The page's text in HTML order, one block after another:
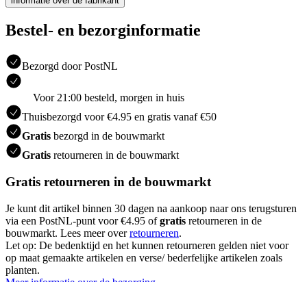
Bestel- en bezorginformatie
Bezorgd door PostNL
Voor 21:00 besteld, morgen in huis
Thuisbezorgd voor €4.95 en gratis vanaf €50
Gratis bezorgd in de bouwmarkt
Gratis retourneren in de bouwmarkt
Gratis retourneren in de bouwmarkt
Je kunt dit artikel binnen 30 dagen na aankoop naar ons terugsturen
via een PostNL-punt voor €4.95 ofgratis retourneren in de
bouwmarkt. Lees meer overretourneren.
Let op: De bedenktijd en het kunnen retourneren gelden niet voor
op maat gemaakte artikelen en verse/ bederfelijke artikelen zoals
planten.